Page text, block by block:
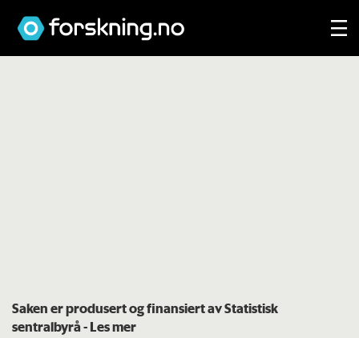
Saken er produsert og finansiert av Statistisk
sentralbyrå- Les mer